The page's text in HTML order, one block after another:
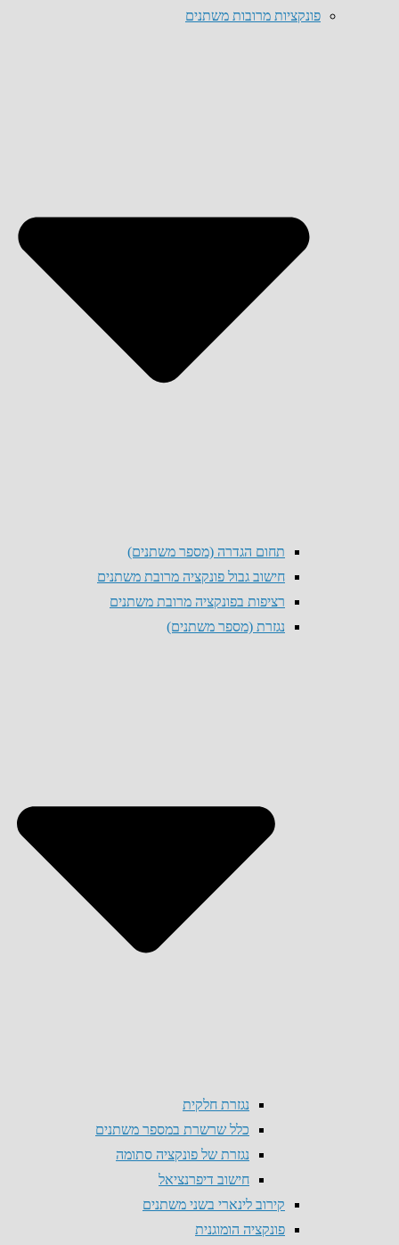
פונקציות מרובות משתנים
תחום הגדרה (מספר משתנים)
חישוב גבול פונקציה מרובת משתנים
רציפות בפונקציה מרובת משתנים
נגזרת (מספר משתנים)
נגזרת חלקית
כלל שרשרת במספר משתנים
נגזרת של פונקציה סתומה
חישוב דיפרנציאל
קירוב לינארי בשני משתנים
פונקציה הומוגנית